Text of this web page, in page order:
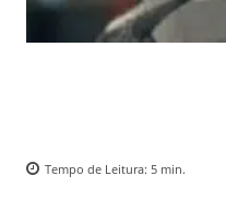
Tempo de Leitura: 5 min.